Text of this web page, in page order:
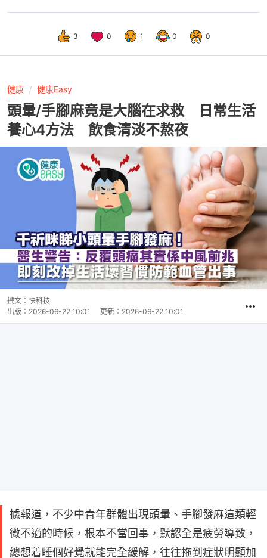
3 0 1 0 0
健康 健康Easy
頭暈/手腳麻竟是大腦在求救 日常生活
養心4方法 飲食清淡不熬夜
撰文： 快科技
出版： 2026-06-22 10:01 更新： 2026-06-22 10:01
據報道，不少中青年群體出現頭暈、手腳發麻這類輕
微不適的時候，根本不當回事，默認全是疲勞導致，
總想着睡個好覺就能完全緩解，往往拖到症狀明顯加